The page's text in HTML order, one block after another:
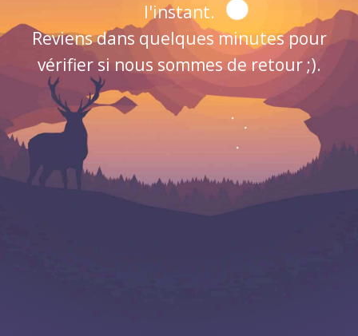
l'instant.
Reviens dans quelques minutes pour
vérifier si nous sommes de retour ;).